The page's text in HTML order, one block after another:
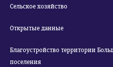
Сельское хозяйство
Открытые данные
Благоустройство территории
поселения